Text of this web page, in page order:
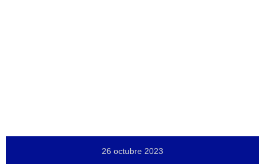
26 octubre 2023